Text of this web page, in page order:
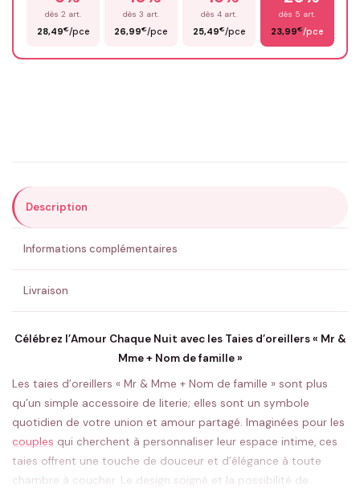
ENVOYER MA DEMANDE ✨
💚 Retour sous 24-48h🇫🇷 Flocage en France✅ Validation avant fabrication
dès 2 art.
28,49€/pce
dès 3 art.
26,99€/pce
dès 4 art.
25,49€/pce
dès 5 art.
23,99€/pce
Description
Informations complémentaires
Livraison
Célébrez l’Amour Chaque Nuit avec les Taies d’oreillers « Mr &
Mme + Nom de famille »
Les taies d’oreillers « Mr & Mme + Nom de famille » sont plus
qu’un simple accessoire de literie; elles sont un symbole
quotidien de votre union et amour partagé. Imaginées pour les
couples qui cherchent à personnaliser leur espace intime, ces
taies offrent une touche de douceur et d’élégance à toute
chambre à coucher. Le design soigné et la possibilité de